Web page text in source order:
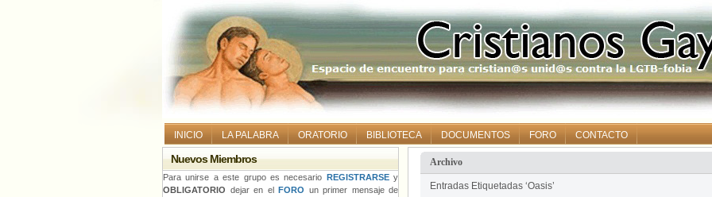
INICIO LA PALABRA ORATORIO BIBLIOTECA DOCUMENTOS FORO CONTACTO
Archivo
Entradas Etiquetadas ‘Oasis’
Nuevos Miembros
Para unirse a este grupo es necesario REGISTRARSEy
OBLIGATORIO dejar en el FORO un primer mensaje de